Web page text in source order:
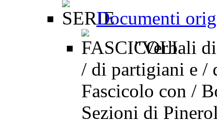
Documenti
"Verbali di
/ di partigiani e /
Fascicolo con /
Sezioni di